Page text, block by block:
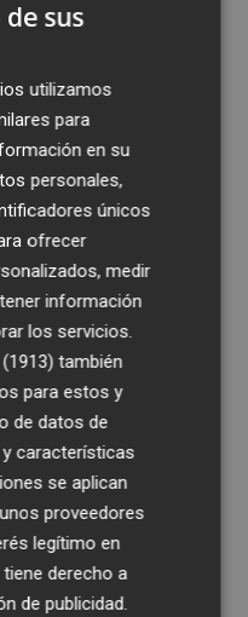
sus
utilizamos
para
en su
personales,
únicos
ofrecer
medir
información
los servicios.
también
para estos y
de datos de
características
se aplican
proveedores
legítimo en
derecho a
de publicidad.